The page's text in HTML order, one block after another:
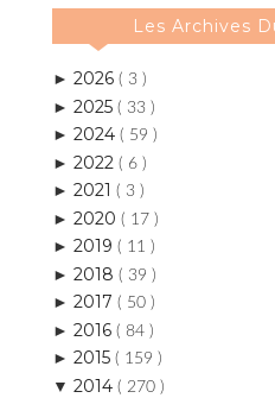
Les Archives
► 2026 ( 3 )
► 2025 ( 33 )
► 2024 ( 59 )
► 2022 ( 6 )
► 2021 ( 3 )
► 2020 ( 17 )
► 2019 ( 11 )
► 2018 ( 39 )
► 2017 ( 50 )
► 2016 ( 84 )
► 2015 ( 159 )
▼ 2014 ( 270 )